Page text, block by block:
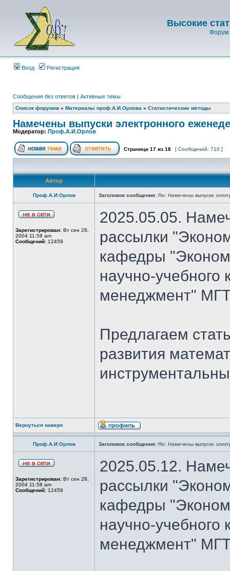
Высокие
Форум
Вход Регистрация
Сообщения без ответов | Активные темы
Список форумов » Материалы проф.А.И.Орлова » Статистические методы
Намечены выпуски электронного
Модератор: Проф.А.И.Орлов
Страница 17 из 18 [ Сообщений: 710 ]
Автор
Проф.А.И.Орлов Заголовок сообщения: Re: Намечены выпуски
Зарегистрирован: Вт сен 28,
2004 11:58 am
Сообщений: 12459
2025.05.05.
рассылки
кафедры
научно-
менеджмент"
Предлагаем
развития
Вернуться наверх
Проф.А.И.Орлов Заголовок сообщения: Re: Намечены выпуски
Зарегистрирован: Вт сен 28,
2004 11:58 am
Сообщений: 12459
2025.05.12.
рассылки
кафедры
научно-
менеджмент"